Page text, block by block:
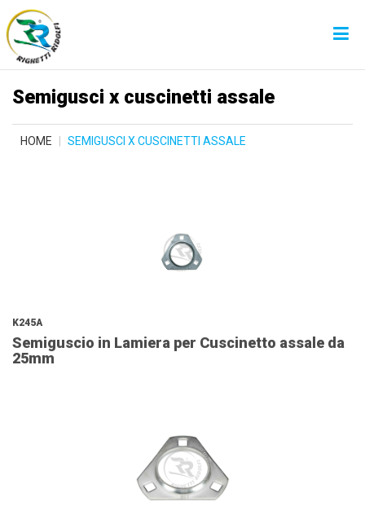
Semigusci x cuscinetti assale
HOME SEMIGUSCI X CUSCINETTI ASSALE
K245A
Semiguscio in Lamiera per Cuscinetto assale da
25mm